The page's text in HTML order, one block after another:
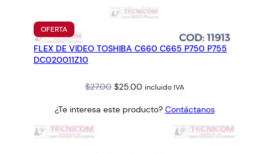
OFERTAPRODUCTO
EN
OFERTA
FLEX DE VIDEO TOSHIBA C660 C665 P750 P755
DC020011Z10
$27.00 Original
was:
$25.00Current
is:
incluido IVA
¿Te interesa este producto? Contáctanos